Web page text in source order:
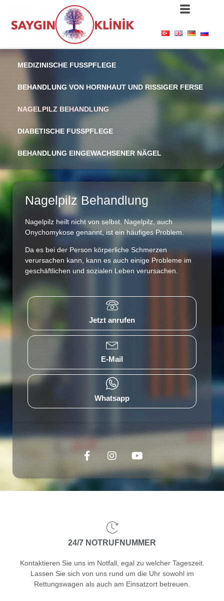
MEDIZINISCHE FUSSPFLEGE
BEHANDLUNG VON HORNHAUT UND RISSIGER FERSE
NAGELPILZ BEHANDLUNG
DIABETISCHE FUSSPFLEGE
BEHANDLUNG EINGEWACHSENER NÄGEL
Nagelpilz Behandlung
Nagelpilz heilt nicht von selbst. Nagelpilz, auch
Onychomykose genannt, ist ein häufiges Problem.
Da es bei der Person körperliche Schmerzen
verursachen kann, kann es auch einige Probleme im
geschäftlichen und sozialen Leben verursachen.
Jetzt anrufen
E-Mail
Whatsapp
24/7 NOTRUFNUMMER
Kontaktieren Sie uns im Notfall, egal zu welcher Tageszeit.
Lassen Sie sich von uns rund um die Uhr sowohl im
Rettungswagen als auch am Einsatzort betreuen.